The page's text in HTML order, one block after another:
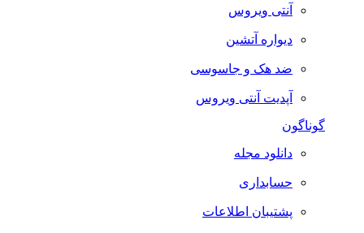
آنتی ویروس
دیواره آتشین
ضد هک و جاسوسی
آپدیت آنتی ویروس
گوناگون
دانلود مجله
حسابداری
پشتیبان اطلاعات